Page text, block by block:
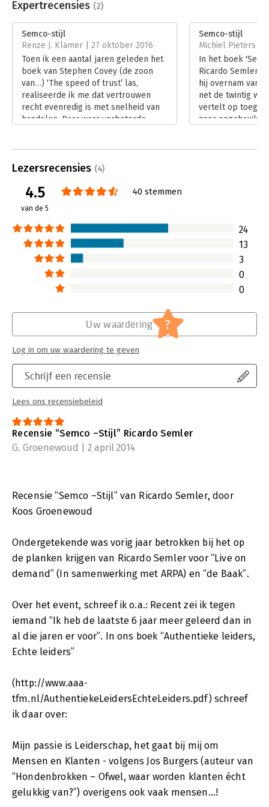
Uitgever:
De Boekerij
Verschijningsdatum:
Hoofdrubriek: Algemeen management
Expertrecensies (2)
Semco-stijl
Renze J. Klamer | 27 oktober 2016
Toen ik een aantal jaren geleden het
boek van Stephen Covey (de zoon
van…) ‘The speed of trust’ las,
realiseerde ik me dat vertrouwen
recht evenredig is met snelheid van
handelen. Daar waar verbeterde
Semco-stijl
Michiel Pieters |
In het boek
Ricardo Semler
hij overnam van
net de twintig
vertelt op
zeer
productiever wil
Lees verder
Lezersrecensies (4)
4.5
van de 5
40 stemmen
24
13
3
0
0
Schrijf een recensie
Lees ons recensiebeleid
Uw waardering ?
Log in om uw waardering te geven
Recensie “Semco –Stijl” Ricardo Semler
G. Groenewoud | 2 april 2014
Recensie “Semco –Stijl” van Ricardo Semler, door
Koos Groenewoud
Ondergetekende was vorig jaar betrokken bij het op
de planken krijgen van Ricardo Semler voor “Live on
demand” (In samenwerking met ARPA) en “de Baak”.
Over het event, schreef ik o.a.: Recent zei ik tegen
iemand “Ik heb de laatste 6 jaar meer geleerd dan in
al die jaren er voor”. In ons boek “Authentieke leiders,
Echte leiders”
(http://www.aaa-
tfm.nl/AuthentiekeLeidersEchteLeiders.pdf) schreef
ik daar over:
Mijn passie is Leiderschap, het gaat bij mij om
Mensen en Klanten - volgens Jos Burgers (auteur van
“Hondenbrokken – Ofwel, waar worden klanten écht
gelukkig van?”) overigens ook vaak mensen…!